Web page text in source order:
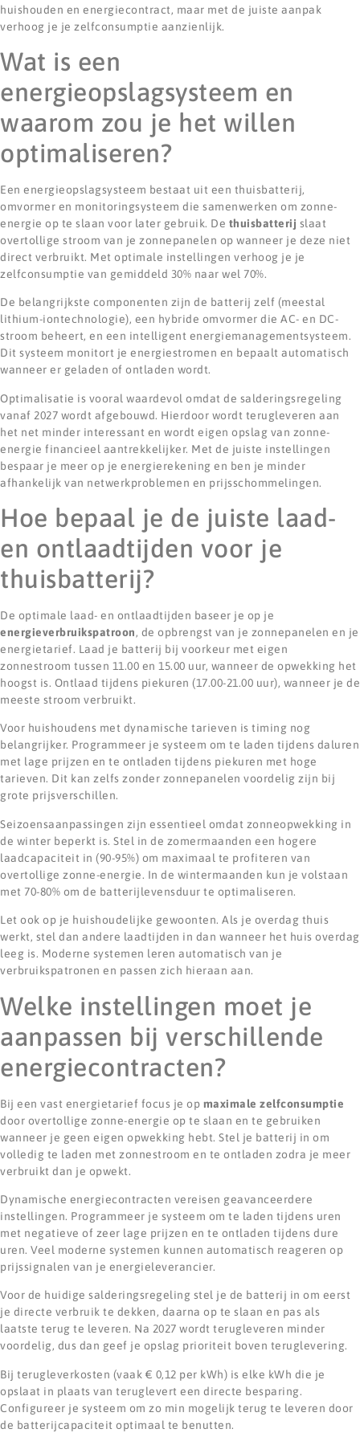
huishouden en energiecontract, maar met de juiste aanpak
verhoog je je zelfconsumptie aanzienlijk.
Wat is een
energieopslagsysteem en
waarom zou je het willen
optimaliseren?
Een energieopslagsysteem bestaat uit een thuisbatterij,
omvormer en monitoringsysteem die samenwerken om zonne-
energie op te slaan voor later gebruik. De thuisbatterij slaat
overtollige stroom van je zonnepanelen op wanneer je deze niet
direct verbruikt. Met optimale instellingen verhoog je je
zelfconsumptie van gemiddeld 30% naar wel 70%.
De belangrijkste componenten zijn de batterij zelf (meestal
lithium-iontechnologie), een hybride omvormer die AC- en DC-
stroom beheert, en een intelligent energiemanagementsysteem.
Dit systeem monitort je energiestromen en bepaalt automatisch
wanneer er geladen of ontladen wordt.
Optimalisatie is vooral waardevol omdat de salderingsregeling
vanaf 2027 wordt afgebouwd. Hierdoor wordt terugleveren aan
het net minder interessant en wordt eigen opslag van zonne-
energie financieel aantrekkelijker. Met de juiste instellingen
bespaar je meer op je energierekening en ben je minder
afhankelijk van netwerkproblemen en prijsschommelingen.
Hoe bepaal je de juiste laad-
en ontlaadtijden voor je
thuisbatterij?
De optimale laad- en ontlaadtijden baseer je op je
energieverbruikspatroon, de opbrengst van je zonnepanelen en je
energietarief. Laad je batterij bij voorkeur met eigen
zonnestroom tussen 11.00 en 15.00 uur, wanneer de opwekking het
hoogst is. Ontlaad tijdens piekuren (17.00-21.00 uur), wanneer je de
meeste stroom verbruikt.
Voor huishoudens met dynamische tarieven is timing nog
belangrijker. Programmeer je systeem om te laden tijdens daluren
met lage prijzen en te ontladen tijdens piekuren met hoge
tarieven. Dit kan zelfs zonder zonnepanelen voordelig zijn bij
grote prijsverschillen.
Seizoensaanpassingen zijn essentieel omdat zonneopwekking in
de winter beperkt is. Stel in de zomermaanden een hogere
laadcapaciteit in (90-95%) om maximaal te profiteren van
overtollige zonne-energie. In de wintermaanden kun je volstaan
met 70-80% om de batterijlevensduur te optimaliseren.
Let ook op je huishoudelijke gewoonten. Als je overdag thuis
werkt, stel dan andere laadtijden in dan wanneer het huis overdag
leeg is. Moderne systemen leren automatisch van je
verbruikspatronen en passen zich hieraan aan.
Welke instellingen moet je
aanpassen bij verschillende
energiecontracten?
Bij een vast energietarief focus je op maximale zelfconsumptie
door overtollige zonne-energie op te slaan en te gebruiken
wanneer je geen eigen opwekking hebt. Stel je batterij in om
volledig te laden met zonnestroom en te ontladen zodra je meer
verbruikt dan je opwekt.
Dynamische energiecontracten vereisen geavanceerdere
instellingen. Programmeer je systeem om te laden tijdens uren
met negatieve of zeer lage prijzen en te ontladen tijdens dure
uren. Veel moderne systemen kunnen automatisch reageren op
prijssignalen van je energieleverancier.
Voor de huidige salderingsregeling stel je de batterij in om eerst
je directe verbruik te dekken, daarna op te slaan en pas als
laatste terug te leveren. Na 2027 wordt terugleveren minder
voordelig, dus dan geef je opslag prioriteit boven teruglevering.
Bij terugleverkosten (vaak € 0,12 per kWh) is elke kWh die je
opslaat in plaats van teruglevert een directe besparing.
Configureer je systeem om zo min mogelijk terug te leveren door
de batterijcapaciteit optimaal te benutten.